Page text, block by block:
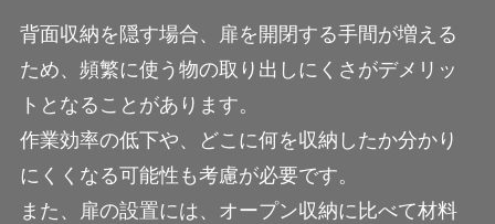
背面収納を隠す場合、扉を開閉する手間が増える
ため、頻繁に使う物の取り出しにくさがデメリッ
トとなることがあります。
作業効率の低下や、どこに何を収納したか分かり
にくくなる可能性も考慮が必要です。
また、扉の設置には、オープン収納に比べて材料